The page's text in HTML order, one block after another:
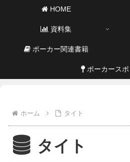
HOME
資料集
ポーカー関連書籍
ポーカースポ
ホーム タイト
タイト